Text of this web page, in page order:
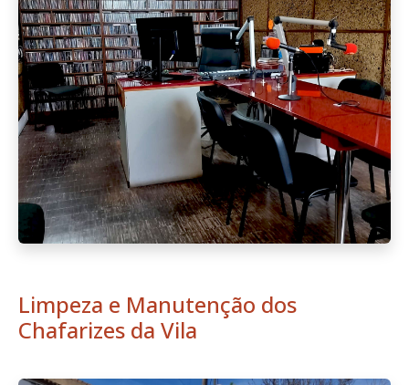
Limpeza e Manutenção dos
Chafarizes da Vila